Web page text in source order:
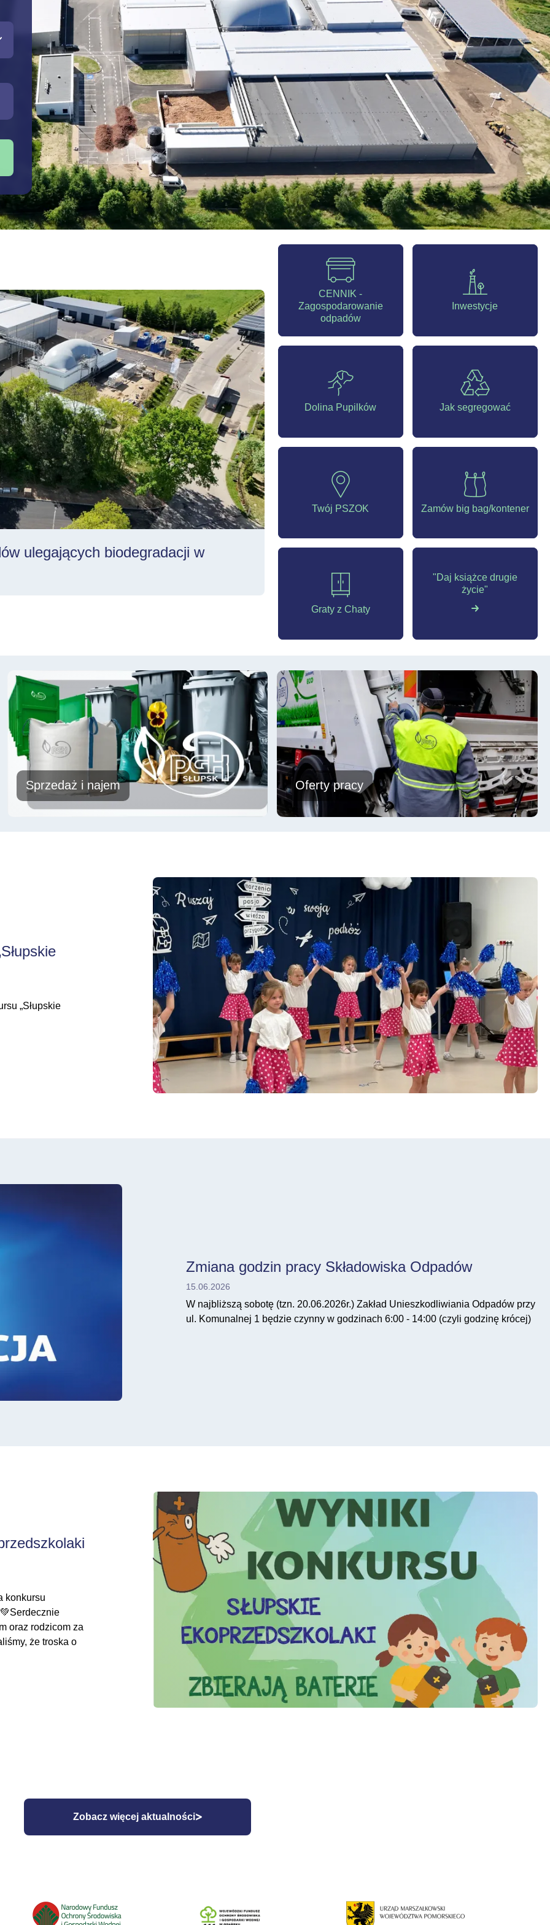
biodegradacji w Instalacji Komunalnej
ulegających biodegradacji w
Na skróty
CENNIK -
Zagospodarowanie
odpadów
Inwestycje
Dolina Pupilków Jak segregować
Twój PSZOK Zamów big bag/kontener
Graty z Chaty
"Daj książce drugie
życie"
Sprzedaż i najem
Więcej oferty pracy
Oferty pracy
Więcej
Uroczyste rozdanie nagród w konkursie „Słupskie Ekoprzedszkolaki zbierają
„Słupskie
Zmiana godzin pracy Składowiska Odpadów
15.06.2026
W najbliższą sobotę (tzn. 20.06.2026r.) Zakład Unieszkodliwiania Odpadów przy
ul. Komunalnej 1 będzie czynny w godzinach 6:00 - 14:00 (czyli godzinę krócej)
Rozstrzygnięcie konkursu "Słupskie Ekoprzedszkolaki Zbierają Baterie" III edycja
konkursu
oraz rodzicom za
że troska o
Zobacz więcej aktualności